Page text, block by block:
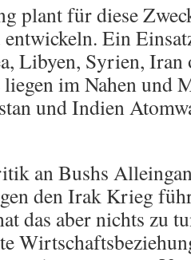
plant für diese
Ein
Libyen, Syrien, Iran
im Nahen und
und Indien
an Bushs
den Irak Krieg
das aber nichts zu